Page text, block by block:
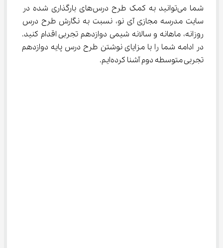
شما می‌توانید به کمک طرح درس‌های بارگذاری شده در
سایت مدرسه مجازی آی نو، نسبت به نگارش طرح درس
روزانه، ماهانه و سالانه شیمی دوازدهم تجربی اقدام کنید.
در ادامه شما را با مزایای نوشتن طرح درس پایه دوازدهم
تجربی متوسطه دوم آشنا کرده‌ایم.